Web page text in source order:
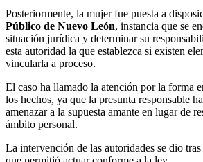
Posteriormente, la mujer fue puesta a
Público de Nuevo León, instancia que se
situación jurídica y determinar su
esta autoridad la que establezca si existen
vincularla a proceso.
El caso ha llamado la atención por la forma
los hechos, ya que la presunta responsable
amenazar a la supuesta amante en lugar de
ámbito personal.
La intervención de las autoridades se dio